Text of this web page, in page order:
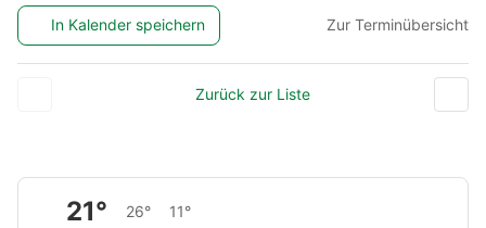
In Kalender speichern Zur Terminübersicht
Zurück zur Liste
21° 26° 11°